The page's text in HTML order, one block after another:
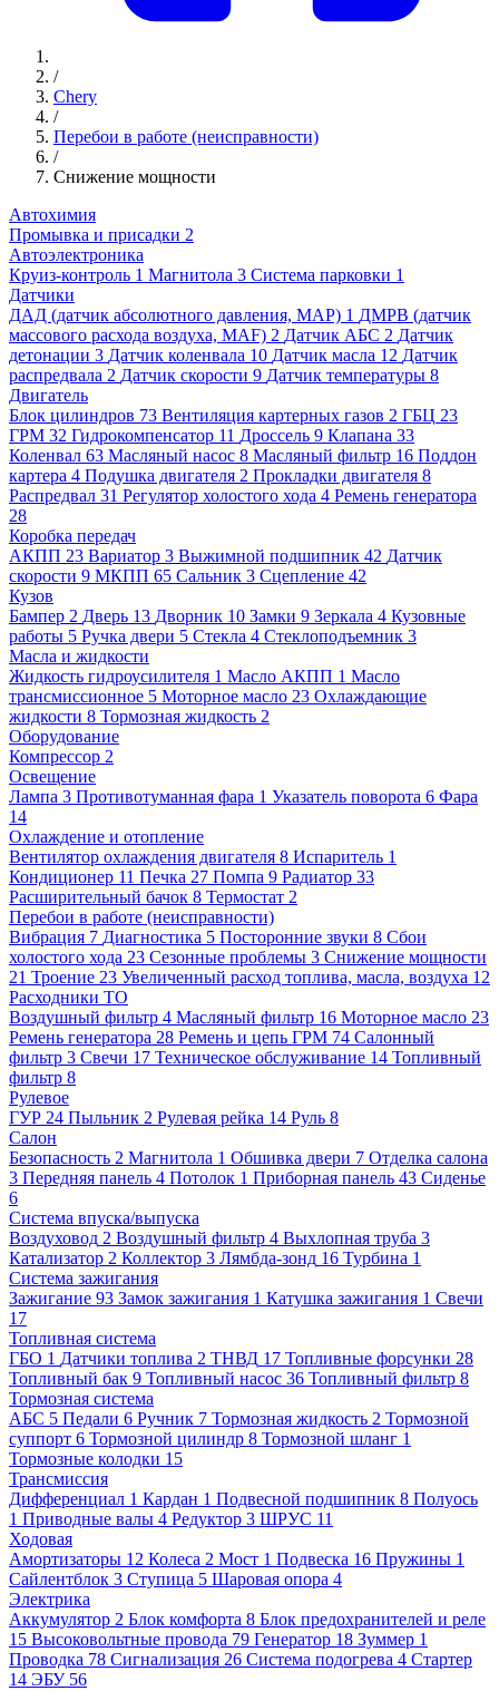
/
Chery
/
Перебои в работе (неисправности)
/
Снижение мощности
Автохимия
Промывка и присадки 2
Автоэлектроника
Круиз-контроль 1 Магнитола 3 Система парковки 1
Датчики
ДАД (датчик абсолютного давления, MAP) 1 ДМРВ (датчик
массового расхода воздуха, MAF) 2 Датчик АБС 2 Датчик
детонации 3 Датчик коленвала 10 Датчик масла 12 Датчик
распредвала 2 Датчик скорости 9 Датчик температуры 8
Двигатель
Блок цилиндров 73 Вентиляция картерных газов 2 ГБЦ 23
ГРМ 32 Гидрокомпенсатор 11 Дроссель 9 Клапана 33
Коленвал 63 Масляный насос 8 Масляный фильтр 16 Поддон
картера 4 Подушка двигателя 2 Прокладки двигателя 8
Распредвал 31 Регулятор холостого хода 4 Ремень генератора
28
Коробка передач
АКПП 23 Вариатор 3 Выжимной подшипник 42 Датчик
скорости 9 МКПП 65 Сальник 3 Сцепление 42
Кузов
Бампер 2 Дверь 13 Дворник 10 Замки 9 Зеркала 4 Кузовные
работы 5 Ручка двери 5 Стекла 4 Стеклоподъемник 3
Масла и жидкости
Жидкость гидроусилителя 1 Масло АКПП 1 Масло
трансмиссионное 5 Моторное масло 23 Охлаждающие
жидкости 8 Тормозная жидкость 2
Оборудование
Компрессор 2
Освещение
Лампа 3 Противотуманная фара 1 Указатель поворота 6 Фара
14
Охлаждение и отопление
Вентилятор охлаждения двигателя 8 Испаритель 1
Кондиционер 11 Печка 27 Помпа 9 Радиатор 33
Расширительный бачок 8 Термостат 2
Перебои в работе (неисправности)
Вибрация 7 Диагностика 5 Посторонние звуки 8 Сбои
холостого хода 23 Сезонные проблемы 3 Снижение мощности
21 Троение 23 Увеличенный расход топлива, масла, воздуха 12
Расходники ТО
Воздушный фильтр 4 Масляный фильтр 16 Моторное масло 23
Ремень генератора 28 Ремень и цепь ГРМ 74 Салонный
фильтр 3 Свечи 17 Техническое обслуживание 14 Топливный
фильтр 8
Рулевое
ГУР 24 Пыльник 2 Рулевая рейка 14 Руль 8
Салон
Безопасность 2 Магнитола 1 Обшивка двери 7 Отделка салона
3 Передняя панель 4 Потолок 1 Приборная панель 43 Сиденье
6
Система впуска/выпуска
Воздуховод 2 Воздушный фильтр 4 Выхлопная труба 3
Катализатор 2 Коллектор 3 Лямбда-зонд 16 Турбина 1
Система зажигания
Зажигание 93 Замок зажигания 1 Катушка зажигания 1 Свечи
17
Топливная система
ГБО 1 Датчики топлива 2 ТНВД 17 Топливные форсунки 28
Топливный бак 9 Топливный насос 36 Топливный фильтр 8
Тормозная система
АБС 5 Педали 6 Ручник 7 Тормозная жидкость 2 Тормозной
суппорт 6 Тормозной цилиндр 8 Тормозной шланг 1
Тормозные колодки 15
Трансмиссия
Дифференциал 1 Кардан 1 Подвесной подшипник 8 Полуось
1 Приводные валы 4 Редуктор 3 ШРУС 11
Ходовая
Амортизаторы 12 Колеса 2 Мост 1 Подвеска 16 Пружины 1
Сайлентблок 3 Ступица 5 Шаровая опора 4
Электрика
Аккумулятор 2 Блок комфорта 8 Блок предохранителей и реле
15 Высоковольтные провода 79 Генератор 18 Зуммер 1
Проводка 78 Сигнализация 26 Система подогрева 4 Стартер
14 ЭБУ 56